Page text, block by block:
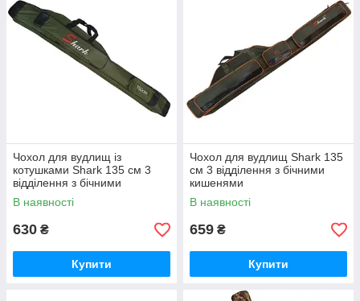
Чохол для вудлищ із
котушками Shark 135 см 3
відділення з бічними
кишенями
В наявності
630 ₴
Купити
Чохол для вудлищ Shark 135
см 3 відділення з бічними
кишенями
В наявності
659 ₴
Купити